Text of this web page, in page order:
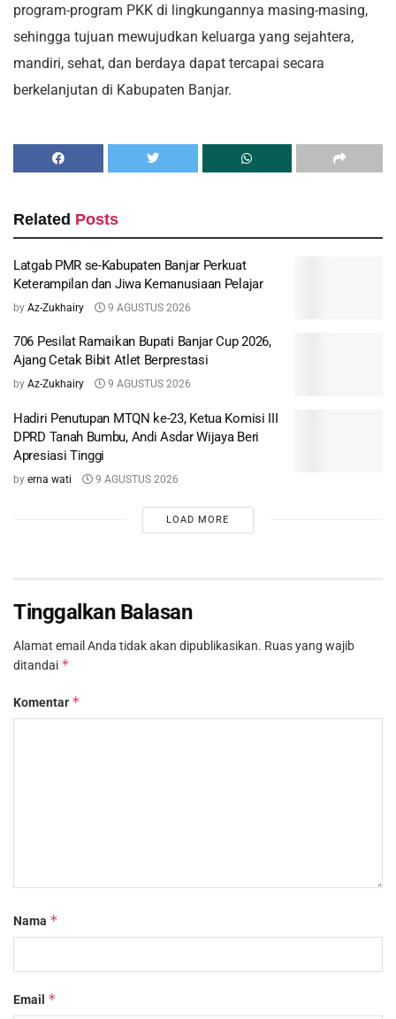
program-program PKK di lingkungannya masing-masing,
sehingga tujuan mewujudkan keluarga yang sejahtera,
mandiri, sehat, dan berdaya dapat tercapai secara
berkelanjutan di Kabupaten Banjar.
Related Posts
Latgab PMR se-Kabupaten Banjar Perkuat
Keterampilan dan Jiwa Kemanusiaan Pelajar
by Az-Zukhairy 9 AGUSTUS 2026
706 Pesilat Ramaikan Bupati Banjar Cup 2026,
Ajang Cetak Bibit Atlet Berprestasi
by Az-Zukhairy 9 AGUSTUS 2026
Hadiri Penutupan MTQN ke-23, Ketua Komisi III
DPRD Tanah Bumbu, Andi Asdar Wijaya Beri
Apresiasi Tinggi
by erna wati 9 AGUSTUS 2026
LOAD MORE
Tinggalkan Balasan
Alamat email Anda tidak akan dipublikasikan. Ruas yang wajib
ditandai *
Komentar *
Nama *
Email *